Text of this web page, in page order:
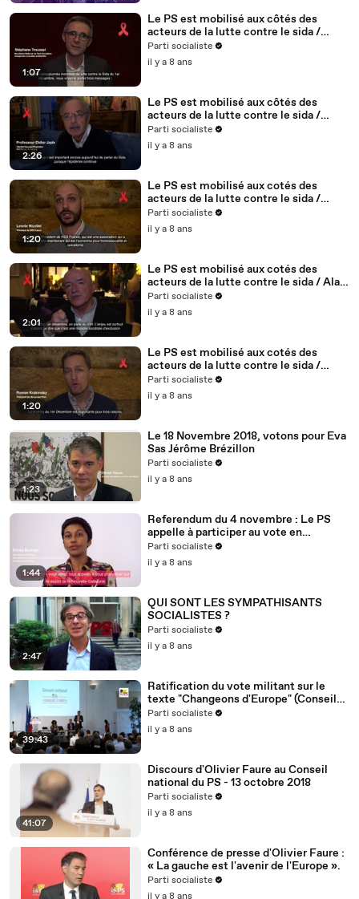
1:07
Le PS est mobilisé aux côtés des
acteurs de la lutte contre le sida /
Stéphane Troussel - 2/5
Parti socialiste
il y a 8 ans
2:26
Le PS est mobilisé aux côtés des
acteurs de la lutte contre le sida /
Didier Jayle, médecin, fondateur du
site vih.org - 1/5
Parti socialiste
il y a 8 ans
1:20
Le PS est mobilisé aux cotés des
acteurs de la lutte contre le sida /
Lennie Nicollet, président de HES -
5/5
Parti socialiste
il y a 8 ans
2:01
Le PS est mobilisé aux cotés des
acteurs de la lutte contre le sida / Alain
BONNINEAU, président de AIDES IDF /
4/5
Parti socialiste
il y a 8 ans
1:20
Le PS est mobilisé aux cotés des
acteurs de la lutte contre le sida /
Roman Krakovsky, président de
Séropotes - 3/5
Parti socialiste
il y a 8 ans
1:23
Le 18 Novembre 2018, votons pour Eva
Sas Jérôme Brézillon
Parti socialiste
il y a 8 ans
1:44
Referendum du 4 novembre : Le PS
appelle à participer au vote en
Nouvelle-Calédonie
Parti socialiste
il y a 8 ans
2:47
QUI SONT LES SYMPATHISANTS
SOCIALISTES ?
Parti socialiste
il y a 8 ans
39:43
Ratification du vote militant sur le
texte "Changeons d'Europe" (Conseil
national du 13/10/2018)
Parti socialiste
il y a 8 ans
41:07
Discours d'Olivier Faure au Conseil
national du PS - 13 octobre 2018
Parti socialiste
il y a 8 ans
Conférence de presse d'Olivier Faure :
« La gauche est l'avenir de l'Europe ».
Parti socialiste